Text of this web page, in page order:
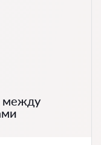
между